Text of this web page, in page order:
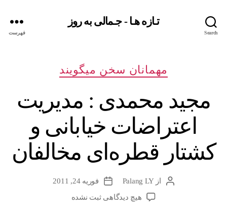
Search
تـازه هـا - جـمالی به روز
فهرست
دسته‌ها
مهمانان سخن میگویند
مجید محمدی : مدیریت
اعتراضات خیابانی و
کشتار قطره‌ای مخالفان
نویسندهٔ
نوشته
ازPalang LY
تاریخفوریه 24, 2011
هیچ دیدگاهیبرای
ثبت نشده